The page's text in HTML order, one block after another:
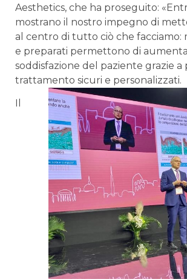
Aesthetics, che ha proseguito:
mostrano il nostro impegno di
al centro di tutto ciò che facciamo:
e preparati permettono di
soddisfazione del paziente grazie a
trattamento sicuri e personalizzati.